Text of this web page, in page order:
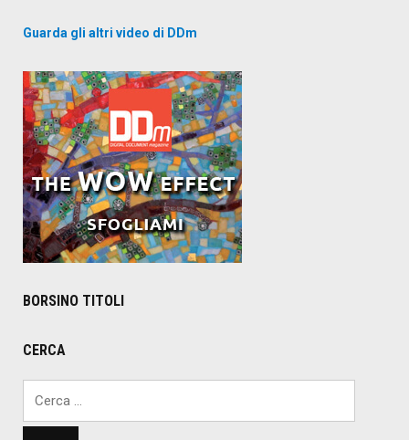
Guarda gli altri video di DDm
BORSINO TITOLI
CERCA